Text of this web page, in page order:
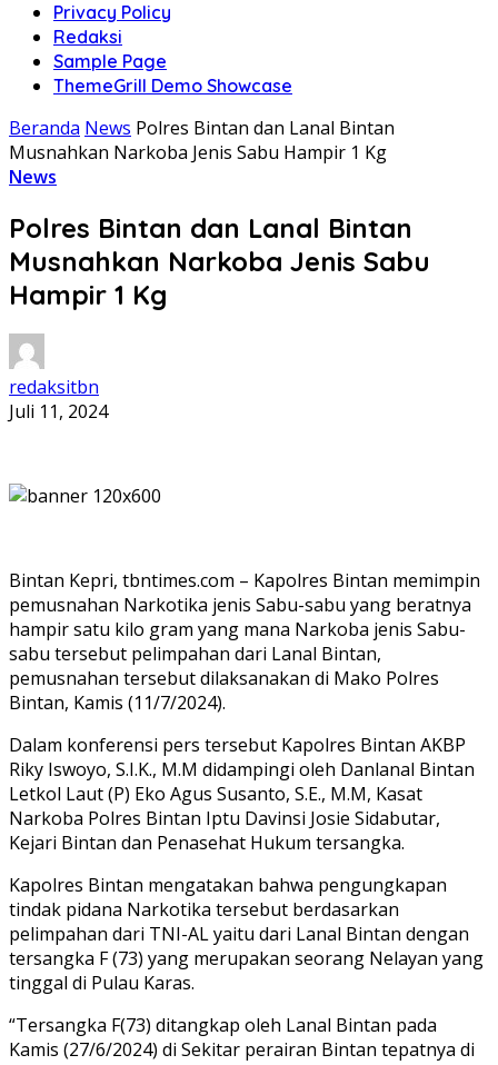
Privacy Policy
Redaksi
Sample Page
ThemeGrill Demo Showcase
Beranda News Polres Bintan dan Lanal Bintan
Musnahkan Narkoba Jenis Sabu Hampir 1 Kg
News
Polres Bintan dan Lanal Bintan
Musnahkan Narkoba Jenis Sabu
Hampir 1 Kg
redaksitbn
Juli 11, 2024
Bintan Kepri, tbntimes.com – Kapolres Bintan memimpin
pemusnahan Narkotika jenis Sabu-sabu yang beratnya
hampir satu kilo gram yang mana Narkoba jenis Sabu-
sabu tersebut pelimpahan dari Lanal Bintan,
pemusnahan tersebut dilaksanakan di Mako Polres
Bintan, Kamis (11/7/2024).
Dalam konferensi pers tersebut Kapolres Bintan AKBP
Riky Iswoyo, S.I.K., M.M didampingi oleh Danlanal Bintan
Letkol Laut (P) Eko Agus Susanto, S.E., M.M, Kasat
Narkoba Polres Bintan Iptu Davinsi Josie Sidabutar,
Kejari Bintan dan Penasehat Hukum tersangka.
Kapolres Bintan mengatakan bahwa pengungkapan
tindak pidana Narkotika tersebut berdasarkan
pelimpahan dari TNI-AL yaitu dari Lanal Bintan dengan
tersangka F (73) yang merupakan seorang Nelayan yang
tinggal di Pulau Karas.
“Tersangka F(73) ditangkap oleh Lanal Bintan pada
Kamis (27/6/2024) di Sekitar perairan Bintan tepatnya di